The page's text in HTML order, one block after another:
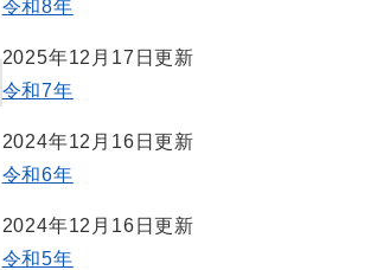
令和8年
2025年12月17日更新
令和7年
2024年12月16日更新
令和6年
2024年12月16日更新
令和5年